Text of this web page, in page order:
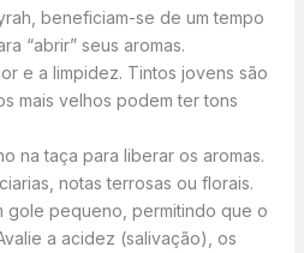
beneficiam-se de um tempo
“abrir” seus aromas.
e a limpidez. Tintos jovens são
mais velhos podem ter tons
na taça para liberar os aromas.
notas terrosas ou florais.
gole pequeno, permitindo que o
a acidez (salivação), os